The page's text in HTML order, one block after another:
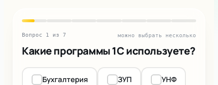
Вопрос 1 из 7 можно выбрать несколько
Какие программы 1С используете?
Бухгалтерия ЗУП УНФ